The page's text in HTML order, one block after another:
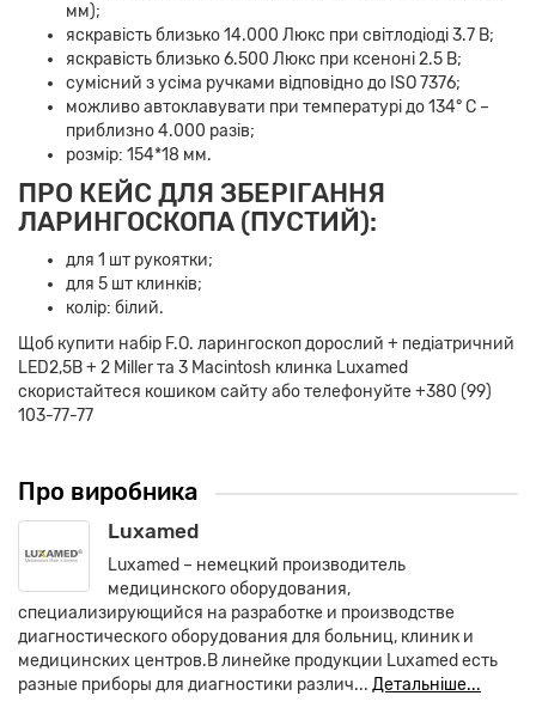
мм);
яскравість близько 14.000 Люкс при світлодіоді 3.7 В;
яскравість близько 6.500 Люкс при ксеноні 2.5 В;
сумісний з усіма ручками відповідно до ISO 7376;
можливо автоклавувати при температурі до 134° C –
приблизно 4.000 разів;
розмір: 154*18 мм.
ПРО КЕЙС ДЛЯ ЗБЕРІГАННЯ
ЛАРИНГОСКОПА (ПУСТИЙ):
для 1 шт рукоятки;
для 5 шт клинків;
колір: білий.
Щоб купити набір F.O. ларингоскоп дорослий + педіатричний
LED2,5В + 2 Miller та 3 Macintosh клинка Luxamed
скористайтеся кошиком сайту або телефонуйте +380 (99)
103-77-77
Про виробника
Luxamed
Luxamed – немецкий производитель
медицинского оборудования,
специализирующийся на разработке и производстве
диагностического оборудования для больниц, клиник и
медицинских центров.В линейке продукции Luxamed есть
разные приборы для диагностики различ... Детальніше...